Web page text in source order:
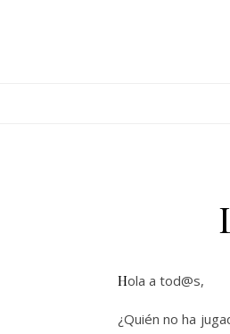
Hola a tod@s,
¿Quién no ha